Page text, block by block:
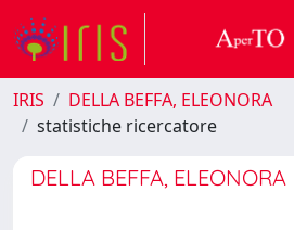
IRIS
DELLA BEFFA, ELEONORA
statistiche ricercatore
DELLA BEFFA, ELEONORA